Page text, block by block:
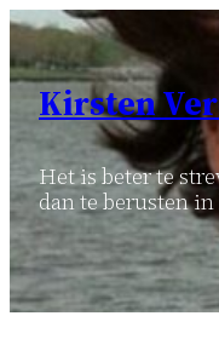
Ga
naar
inhoud
Kirsten
Het is beter te
dan te berusten